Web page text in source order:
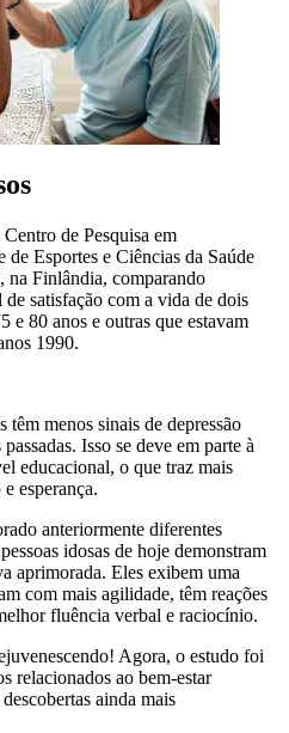
de Pesquisa em
Esportes e Ciências da Saúde
na Finlândia, comparando
satisfação com a vida de dois
e 80 anos e outras que estavam
1990.
têm menos sinais de depressão
Isso se deve em parte à
educacional, o que traz mais
esperança.
anteriormente diferentes
idosas de hoje demonstram
aprimorada. Eles exibem uma
com mais agilidade, têm reações
fluência verbal e raciocínio.
Agora, o estudo foi
relacionados ao bem-estar
ainda mais